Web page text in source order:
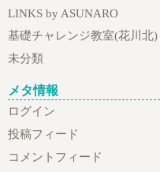
LINKS by ASUNARO
基礎チャレンジ教室(花川北)
未分類
メタ情報
ログイン
投稿フィード
コメントフィード